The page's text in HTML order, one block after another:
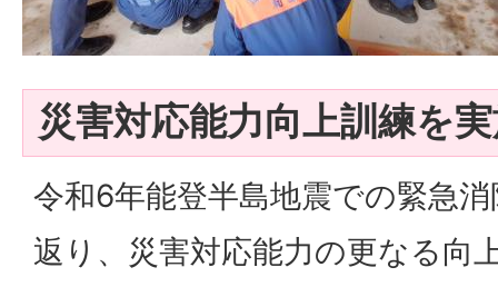
災害対応能力向上訓練を
令和6年能登半島地震での緊急
返り、災害対応能力の更なる向